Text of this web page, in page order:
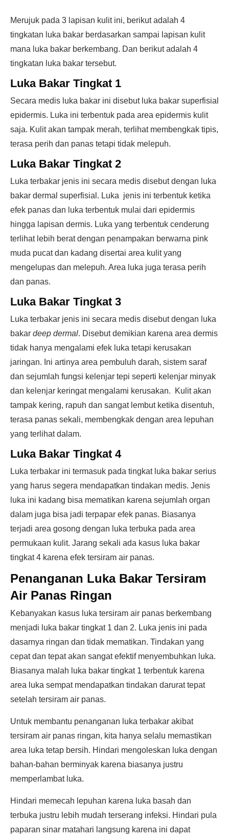
Merujuk pada 3 lapisan kulit ini, berikut adalah 4
tingkatan luka bakar berdasarkan sampai lapisan kulit
mana luka bakar berkembang. Dan berikut adalah 4
tingkatan luka bakar tersebut.
Luka Bakar Tingkat 1
Secara medis luka bakar ini disebut luka bakar superfisial
epidermis. Luka ini terbentuk pada area epidermis kulit
saja. Kulit akan tampak merah, terlihat membengkak tipis,
terasa perih dan panas tetapi tidak melepuh.
Luka Bakar Tingkat 2
Luka terbakar jenis ini secara medis disebut dengan luka
bakar dermal superfisial. Luka jenis ini terbentuk ketika
efek panas dan luka terbentuk mulai dari epidermis
hingga lapisan dermis. Luka yang terbentuk cenderung
terlihat lebih berat dengan penampakan berwarna pink
muda pucat dan kadang disertai area kulit yang
mengelupas dan melepuh. Area luka juga terasa perih
dan panas.
Luka Bakar Tingkat 3
Luka terbakar jenis ini secara medis disebut dengan luka
bakar deep dermal. Disebut demikian karena area dermis
tidak hanya mengalami efek luka tetapi kerusakan
jaringan. Ini artinya area pembuluh darah, sistem saraf
dan sejumlah fungsi kelenjar tepi seperti kelenjar minyak
dan kelenjar keringat mengalami kerusakan. Kulit akan
tampak kering, rapuh dan sangat lembut ketika disentuh,
terasa panas sekali, membengkak dengan area lepuhan
yang terlihat dalam.
Luka Bakar Tingkat 4
Luka terbakar ini termasuk pada tingkat luka bakar serius
yang harus segera mendapatkan tindakan medis. Jenis
luka ini kadang bisa mematikan karena sejumlah organ
dalam juga bisa jadi terpapar efek panas. Biasanya
terjadi area gosong dengan luka terbuka pada area
permukaan kulit. Jarang sekali ada kasus luka bakar
tingkat 4 karena efek tersiram air panas.
Penanganan Luka Bakar Tersiram
Air Panas Ringan
Kebanyakan kasus luka tersiram air panas berkembang
menjadi luka bakar tingkat 1 dan 2. Luka jenis ini pada
dasarnya ringan dan tidak mematikan. Tindakan yang
cepat dan tepat akan sangat efektif menyembuhkan luka.
Biasanya malah luka bakar tingkat 1 terbentuk karena
area luka sempat mendapatkan tindakan darurat tepat
setelah tersiram air panas.
Untuk membantu penanganan luka terbakar akibat
tersiram air panas ringan, kita hanya selalu memastikan
area luka tetap bersih. Hindari mengoleskan luka dengan
bahan-bahan berminyak karena biasanya justru
memperlambat luka.
Hindari memecah lepuhan karena luka basah dan
terbuka justru lebih mudah terserang infeksi. Hindari pula
paparan sinar matahari langsung karena ini dapat